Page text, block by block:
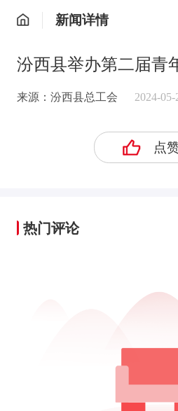
新闻详情
汾西县举办第二届青
来源：汾西县总工会 2024-05-
点
热门评论